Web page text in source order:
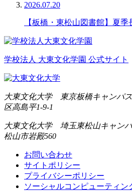
2026.07.20
【板橋・東松山図書館】夏
学校法人 大東文化学園 公式サイト
大東文化大学 東京板橋キャンパス
区高島平1-9-1
大東文化大学 埼玉東松山キャン
松山市岩殿560
お問い合わせ
サイトポリシー
プライバシーポリシー
ソーシャルコンピューティン